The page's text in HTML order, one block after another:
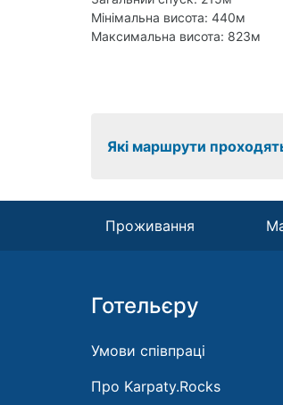
Мінімальна висота: 440м
Максимальна висота: 823м
Які маршрути
Проживання
Готельєру
Умови співпраці
Про Karpaty.Rocks